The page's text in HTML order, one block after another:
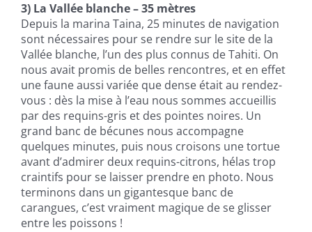
3) La Vallée blanche – 35 mètres
Depuis la marina Taina, 25 minutes de navigation
sont nécessaires pour se rendre sur le site de la
Vallée blanche, l’un des plus connus de Tahiti. On
nous avait promis de belles rencontres, et en effet
une faune aussi variée que dense était au rendez-
vous : dès la mise à l’eau nous sommes accueillis
par des requins-gris et des pointes noires. Un
grand banc de bécunes nous accompagne
quelques minutes, puis nous croisons une tortue
avant d’admirer deux requins-citrons, hélas trop
craintifs pour se laisser prendre en photo. Nous
terminons dans un gigantesque banc de
carangues, c’est vraiment magique de se glisser
entre les poissons !